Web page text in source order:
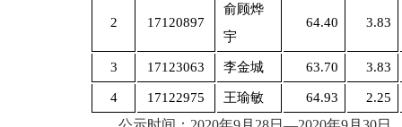
2 17120897
俞顾烨
宇
64.40 3.83
3 17123063 李金城 63.70 3.83
4 17122975 王瑜敏 64.93 2.25